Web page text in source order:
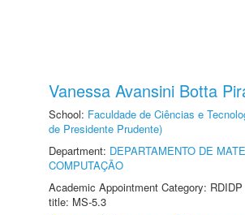
Vanessa Avansini Botta
School: Faculdade de Ciências e
de Presidente Prudente)
Department: DEPARTAMENTO DE
COMPUTAÇÃO
Academic Appointment Category:
title: MS-5.3